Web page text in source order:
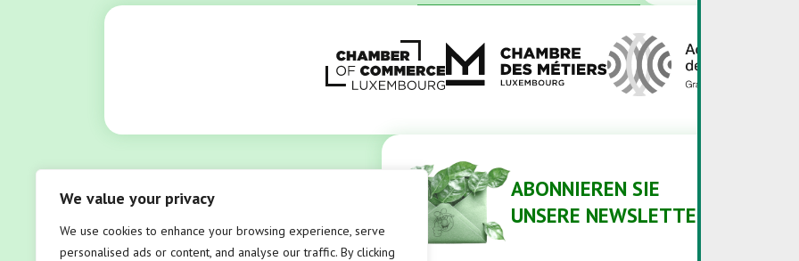
We value your privacy
We use cookies to enhance your browsing experience, serve
personalised ads or content, and analyse our traffic. By clicking
ABONNIEREN SIE
UNSERE NEWSLETTER